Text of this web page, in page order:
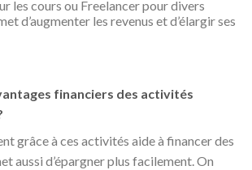
les cours ou Freelancer pour divers
d’augmenter les revenus et d’élargir ses
financiers des activités
grâce à ces activités aide à financer des
aussi d’épargner plus facilement. On